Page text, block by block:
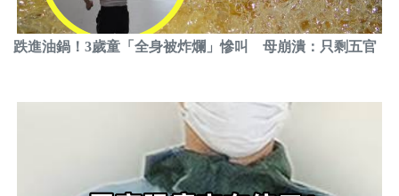
跌進油鍋！3歲童「全身被炸爛」慘叫 母崩潰：只剩五官